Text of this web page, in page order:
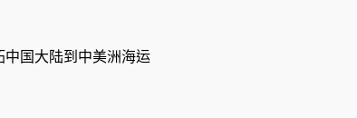
国大陆到中美洲海运